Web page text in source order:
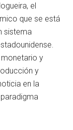
el
que se está
sistema
y
y
en la